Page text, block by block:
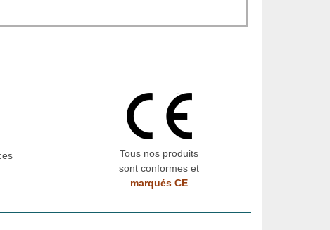
Tous nos produits
sont conformes et
marqués CE